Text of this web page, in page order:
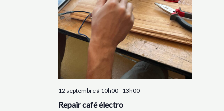
Repair café électro
12 septembre à 10h00- 13h00